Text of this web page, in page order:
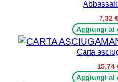
i
7,32 €
Aggiungi al
Carta
15,74
Aggiungi al